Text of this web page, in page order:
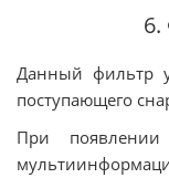
Данный фильтр
поступающего
При появлении